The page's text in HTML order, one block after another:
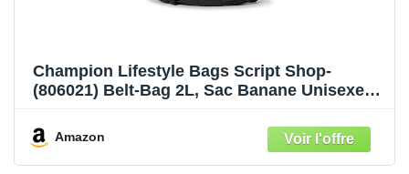
Champion Lifestyle Bags Script Shop-
(806021) Belt-Bag 2L, Sac Banane Unisexe-
Amazon